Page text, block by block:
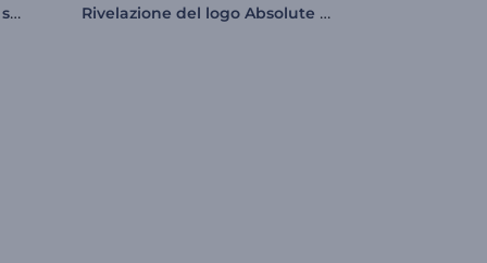
Logo con effetto granuloso e schizzi di colore Rivelazione del logo Absolute Glow